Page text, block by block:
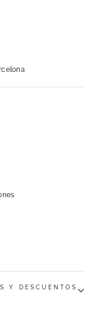
Y DESCUENTOS